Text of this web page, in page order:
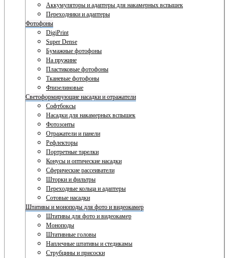
Аккумуляторы и адаптеры для накамерных вспышек
Переходники и адаптеры
Фотофоны
DigiPrint
Super Dense
Бумажные фотофоны
На пружине
Пластиковые фотофоны
Тканевые фотофоны
Флизелиновые
Светоформирующие насадки и отражатели
Софтбоксы
Насадки для накамерных вспышек
Фотозонты
Отражатели и панели
Рефлекторы
Портретные тарелки
Конусы и оптические насадки
Сферические рассеиватели
Шторки и фильтры
Переходные кольца и адаптеры
Сотовые насадки
Штативы и моноподы для фото и видеокамер
Штативы для фото и видеокамер
Моноподы
Штативные головы
Наплечные штативы и стедикамы
Струбцины и присоски